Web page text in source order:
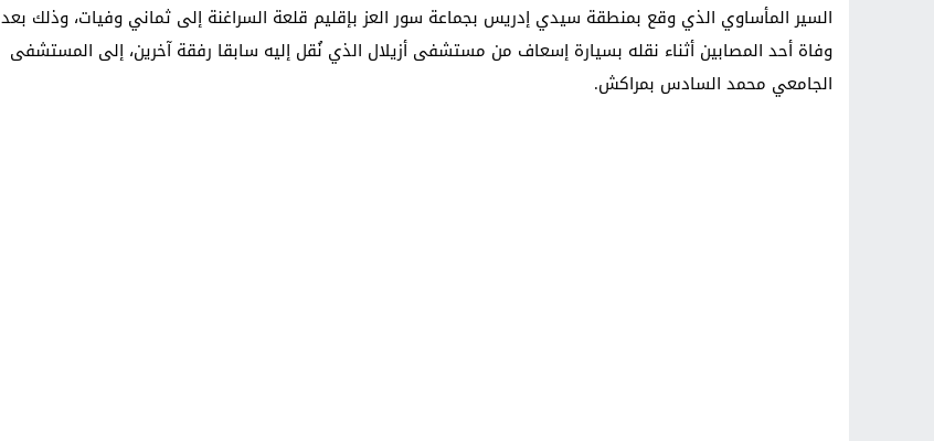
السير المأساوي الذي وقع بمنطقة سيدي إدريس بجماعة سور العز بإقليم قلعة السراغنة إلى ثماني وفيات، وذلك بعد
وفاة أحد المصابين أثناء نقله بسيارة إسعاف من مستشفى أزيلال الذي نُقل إليه سابقا رفقة آخرين، إلى المستشفى
الجامعي محمد السادس بمراكش.